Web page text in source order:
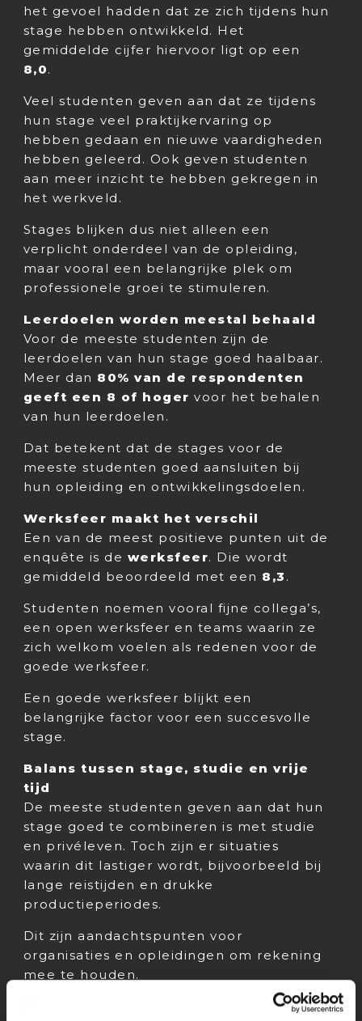
het gevoel hadden dat ze zich tijdens hun
stage hebben ontwikkeld. Het
gemiddelde cijfer hiervoor ligt op een
8,0.
Veel studenten geven aan dat ze tijdens
hun stage veel praktijkervaring op
hebben gedaan en nieuwe vaardigheden
hebben geleerd. Ook geven studenten
aan meer inzicht te hebben gekregen in
het werkveld.
Stages blijken dus niet alleen een
verplicht onderdeel van de opleiding,
maar vooral een belangrijke plek om
professionele groei te stimuleren.
Leerdoelen worden meestal behaald
Voor de meeste studenten zijn de
leerdoelen van hun stage goed haalbaar.
Meer dan 80% van de respondenten
geeft een 8 of hoger voor het behalen
van hun leerdoelen.
Dat betekent dat de stages voor de
meeste studenten goed aansluiten bij
hun opleiding en ontwikkelingsdoelen.
Werksfeer maakt het verschil
Een van de meest positieve punten uit de
enquête is de werksfeer. Die wordt
gemiddeld beoordeeld met een 8,3 .
Studenten noemen vooral fijne collega’s,
een open werksfeer en teams waarin ze
zich welkom voelen als redenen voor de
goede werksfeer.
Een goede werksfeer blijkt een
belangrijke factor voor een succesvolle
stage.
Balans tussen stage, studie en vrije
tijd
De meeste studenten geven aan dat hun
stage goed te combineren is met studie
en privéleven. Toch zijn er situaties
waarin dit lastiger wordt, bijvoorbeeld bij
lange reistijden en drukke
productieperiodes.
Dit zijn aandachtspunten voor
organisaties en opleidingen om rekening
mee te houden.
Zouden stagiairs hun stage aanraden?